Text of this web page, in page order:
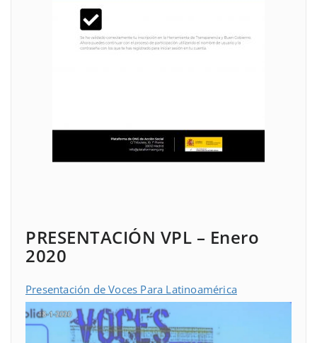
PRESENTACIÓN VPL – Enero
2020
Presentación de Voces Para Latinoamérica